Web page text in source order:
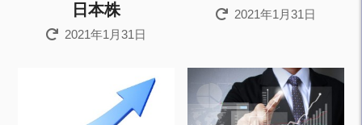
日本株
2021年1月31日
2021年1月31日